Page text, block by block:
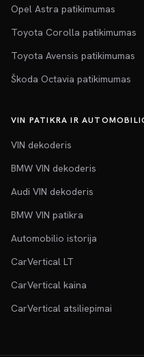
Opel Astra patikimumas
Toyota Corolla patikimumas
Toyota Avensis patikimumas
Škoda Octavia patikimumas
VIN PATIKRA IR
VIN dekoderis
BMW VIN dekoderis
Audi VIN dekoderis
BMW VIN patikra
Automobilio istorija
CarVertical LT
CarVertical kaina
CarVertical atsiliepimai